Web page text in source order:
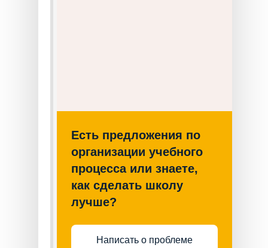
Есть предложения по
организации учебного
процесса или знаете,
как сделать школу
лучше?
Написать о проблеме